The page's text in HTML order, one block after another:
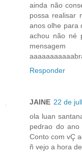
ainda não
possa realisar
anos olhe para
achou não né
Responder
JAINE 22 de
ola luan
pedrao do
Conto com vÇ
ñ vejo a hora